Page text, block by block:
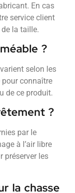
En cas
service client
la taille.
?
selon les
connaître
de ce produit.
?
par le
à l’air libre
préserver les
la chasse